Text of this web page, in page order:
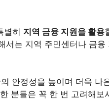
별히 지역 금융 지원을 활용
서는 지역 주민센터나 금융
안정성을 높이며 더욱 나
분들은 꼭 한 번 고려해보